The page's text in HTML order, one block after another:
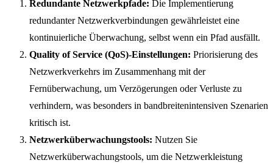
Redundante Netzwerkpfade: Die Implementierung
redundanter Netzwerkverbindungen gewährleistet eine
kontinuierliche Überwachung, selbst wenn ein Pfad ausfällt.
Quality of Service (QoS)-Einstellungen: Priorisierung des
Netzwerkverkehrs im Zusammenhang mit der
Fernüberwachung, um Verzögerungen oder Verluste zu
verhindern, was besonders in bandbreitenintensiven Szenarien
kritisch ist.
Netzwerküberwachungstools: Nutzen Sie
Netzwerküberwachungstools, um die Netzwerkleistung